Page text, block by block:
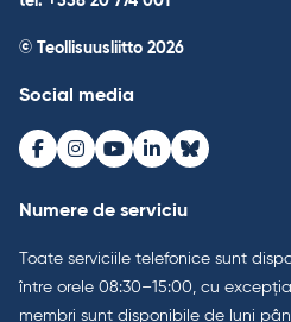
© Teollisuusliitto 2026
Social media
Facebook
Instagram
Youtube
LinkedInBluesky
Numere de serviciu
Toate serviciile telefonice sunt
între orele 08:30–15:00, cu
membri sunt disponibile de luni